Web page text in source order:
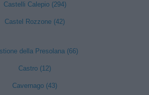
Castelli Calepio (294)
Castel Rozzone (42)
della Presolana (66)
Castro (12)
Cavernago (43)